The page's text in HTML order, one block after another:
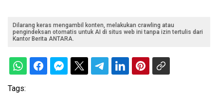
Dilarang keras mengambil konten, melakukan crawling atau
pengindeksan otomatis untuk AI di situs web ini tanpa izin tertulis dari
Kantor Berita ANTARA.
Tags: